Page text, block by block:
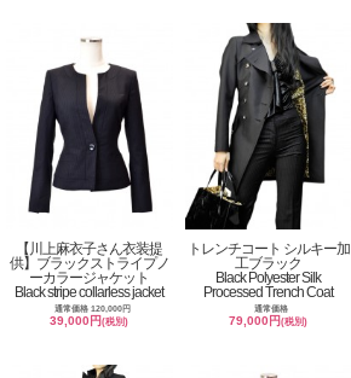
【川上麻衣子さん衣装提
供】ブラックストライプノ
ーカラージャケット
Black stripe collarless jacket
通常価格 120,000円
39,000円(税別)
トレンチコート シルキー加
工ブラック
Black Polyester Silk
Processed Trench Coat
通常価格
79,000円(税別)